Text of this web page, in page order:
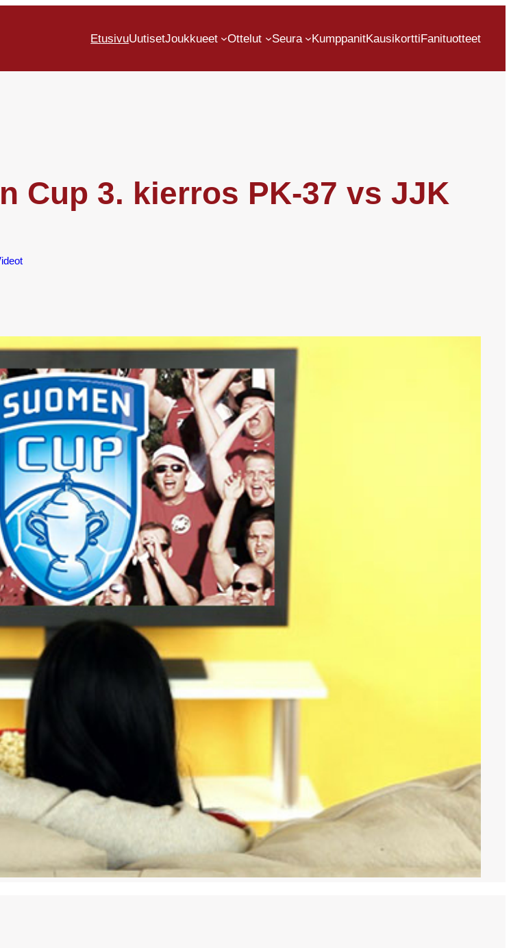
EtusivuUutisetJoukkueet Ottelut Seura KumppanitKausikorttiFanituotteet
Cup 3. kierros PK-37 vs JJK